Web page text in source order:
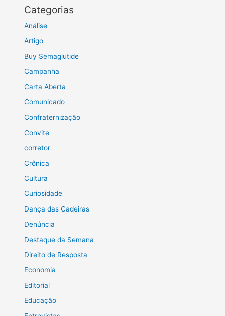
Categorias
Análise
Artigo
Buy Semaglutide
Campanha
Carta Aberta
Comunicado
Confraternização
Convite
corretor
Crônica
Cultura
Curiosidade
Dança das Cadeiras
Denúncia
Destaque da Semana
Direito de Resposta
Economia
Editorial
Educação